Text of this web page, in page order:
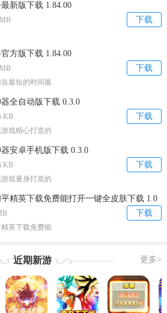
新版下载 1.84.00
下载
方版下载 1.84.00
下载
最短的时间最
全自动版下载 0.3.0
下载
KB
戏精心打造的
安卓手机版下载 0.3.0
下载
KB
戏量身打造的
精英下载免费能打开一键全皮肤下载 1.0
下载
英下载免费能
更多>
近期新游